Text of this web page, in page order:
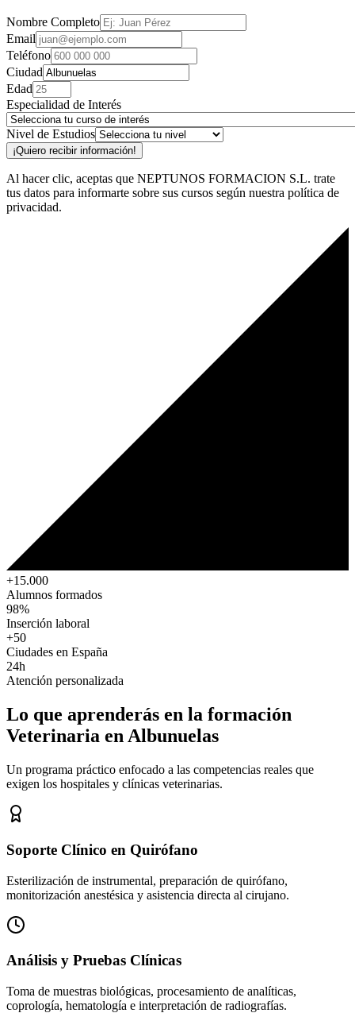
Nombre Completo
Email
Teléfono
Ciudad
Edad
Especialidad de Interés
Nivel de Estudios
¡Quiero recibir información!
Al hacer clic, aceptas que NEPTUNOS FORMACION S.L. trate
tus datos para informarte sobre sus cursos según nuestra política de
privacidad.
+15.000
Alumnos formados
98%
Inserción laboral
+50
Ciudades en España
24h
Atención personalizada
Lo que aprenderás en la formación
Veterinaria en Albunuelas
Un programa práctico enfocado a las competencias reales que
exigen los hospitales y clínicas veterinarias.
Soporte Clínico en Quirófano
Esterilización de instrumental, preparación de quirófano,
monitorización anestésica y asistencia directa al cirujano.
Análisis y Pruebas Clínicas
Toma de muestras biológicas, procesamiento de analíticas,
coprología, hematología e interpretación de radiografías.